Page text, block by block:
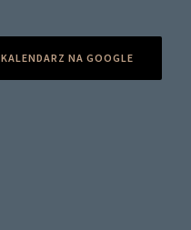
KALENDARZ NA GOOGLE